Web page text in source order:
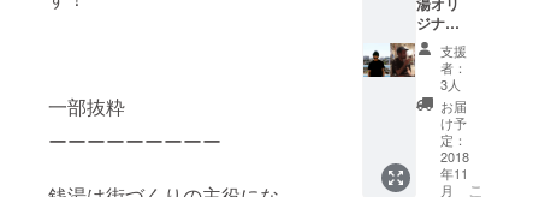
一部抜粋
ーーーーーーーーー
ダンサーを
諦めきれ
ず、
2015年より
同社で週３
日勤務へ働
き方を変
シャル
な売春
人 ダレ
ノガレ
逃れら
れてな
い、ア
ケミ 渡
辺直美
アジア
ジナル
サウン
ドト
ラック
ダーク
ナイ
ト・
ファン
タジー
支援
者：
3人
お届
け予
定：
2018
年11
月
こ